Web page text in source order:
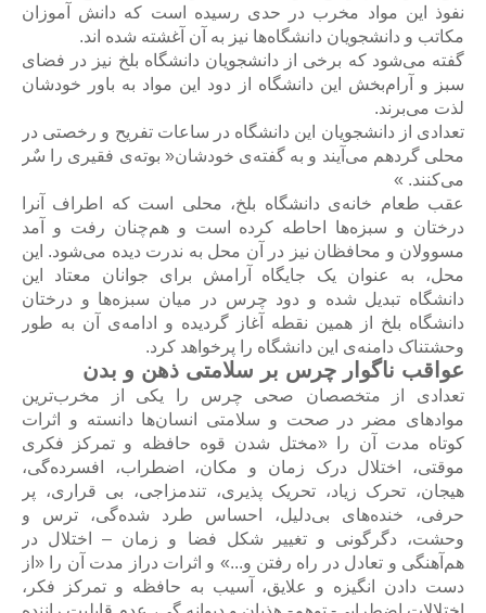
نفوذ این مواد مخرب در حدی رسیده است که دانش آموزان
مکاتب و دانشجویان دانشگاه‌ها نیز به آن آغشته شده اند.
گفته می‌شود که برخی از دانشجویان دانشگاه بلخ نیز در فضای
سبز و آرام‌بخش این دانشگاه از دود این مواد به باور خودشان
لذت می‌برند.
تعدادی از دانشجویان این دانشگاه در ساعات تفریح و رخصتی در
محلی گردهم می‌آیند و به گفته‌ی خودشان« بوته‌ی فقیری را سٌر
می‌کنند. »
عقب طعام خانه‌ی دانشگاه بلخ، محلی است که اطراف آنرا
درختان و سبزه‌ها احاطه کرده است و هم‌چنان رفت و آمد
مسوولان و محافظان نیز در آن محل به ندرت دیده می‌شود. این
محل، به عنوان یک جایگاه آرامش برای جوانان معتاد این
دانشگاه تبدیل شده و دود چرس در میان سبزه‌ها و درختان
دانشگاه بلخ از همین نقطه آغاز گردیده و ادامه‌ی آن به طور
وحشتناک دامنه‌ی این دانشگاه را پرخواهد کرد.
عواقب ناگوار چرس بر سلامتی ذهن و بدن
تعدادی از متخصصان صحی چرس را یکی از مخرب‌ترین
موادهای مضر در صحت و سلامتی انسان‌ها دانسته و اثرات
کوتاه مدت آن را «مختل شدن قوه حافظه و تمرکز فکری
موقتی، اختلال درک زمان و مکان، اضطراب، افسرده‌گی،
هیجان، تحرک زیاد، تحریک پذیری، تندمزاجی، بی قراری، پر
حرفی، خنده‌های بی‌دلیل، احساس طرد شده‌گی، ترس و
وحشت، دگرگونی و تغییر شکل فضا و زمان – اختلال در
هم‌آهنگی و تعادل در راه رفتن و...» و اثرات دراز مدت آن را «از
دست دادن انگیزه و علایق، آسیب به حافظه و تمرکز فکر،